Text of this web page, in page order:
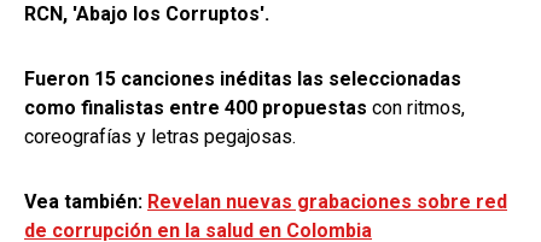
RCN, 'Abajo los Corruptos'.
Fueron 15 canciones inéditas las seleccionadas
como finalistas entre 400 propuestas con ritmos,
coreografías y letras pegajosas.
Vea también: Revelan nuevas grabaciones sobre red
de corrupción en la salud en Colombia